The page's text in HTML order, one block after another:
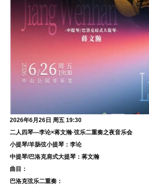
2026年6月26日 周五 19:30
二人四琴—李论×蒋文瀚·弦乐二重奏之夜音乐会
小提琴/羊肠弦小提琴：李论
中提琴/巴洛克肩式大提琴：蒋文瀚
曲目：
巴洛克弦乐二重奏：